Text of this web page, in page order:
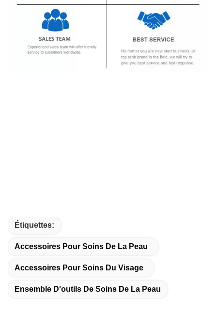
Étiquettes:
Accessoires Pour Soins De La Peau
Accessoires Pour Soins Du Visage
Ensemble D'outils De Soins De La Peau